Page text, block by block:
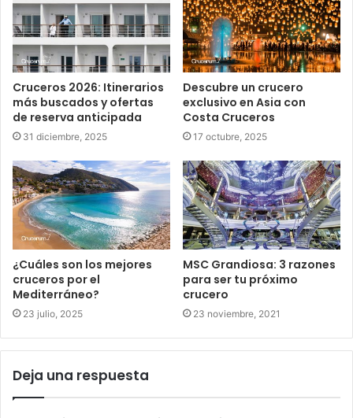
Cruceros 2026: Itinerarios
más buscados y ofertas
de reserva anticipada
31 diciembre, 2025
Descubre un crucero
exclusivo en Asia con
Costa Cruceros
17 octubre, 2025
¿Cuáles son los mejores
cruceros por el
Mediterráneo?
23 julio, 2025
MSC Grandiosa: 3 razones
para ser tu próximo
crucero
23 noviembre, 2021
Deja una respuesta